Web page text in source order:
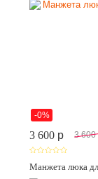
-0%
3 600 p 3 600
Манжета люка